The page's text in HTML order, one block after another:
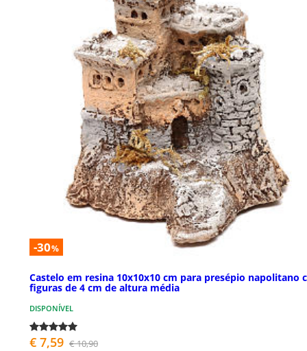
-30%
Castelo em resina 10x10x10 cm para presépio napolitano
figuras de 4 cm de altura média
DISPONÍVEL
€ 7,59 € 10,90